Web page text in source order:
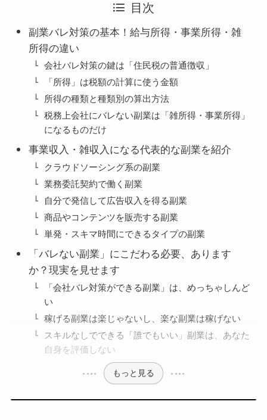
目次
副業バレ対策の基本！給与所得・事業所得・雑
所得の違い
会社バレ対策の鍵は「住民税の普通徴収」
「所得」は税額の計算に使う金額
所得の種類と種類別の算出方法
税務上会社にバレない副業は「雑所得・事業所得」
になるものだけ
事業収入・雑収入になる代表的な副業を紹介
クラウドソーシング系の副業
業務委託契約で働く副業
自分で発信して広告収入を得る副業
商品やコンテンツを販売する副業
単発・スキマ時間にできるタイプの副業
「バレない副業」にこだわる必要、あります
か？現実を見せます
「会社バレ対策ができる副業」は、めっちゃしんど
い
稼げる副業は楽じゃないし、楽な副業は稼げない
スキルなしでできる「誰でもいい」副業は、あなた
自身を評価しない
もっと見る